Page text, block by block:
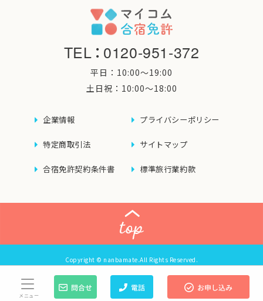
TEL：0120-951-372
平日：10:00〜19:00
土日祝：10:00〜18:00
企業情報 プライバシーポリシー
特定商取引法 サイトマップ
合宿免許契約条件書 標準旅行業約款
Copyright © nanbamate.All Rights Reserved.
メニュー